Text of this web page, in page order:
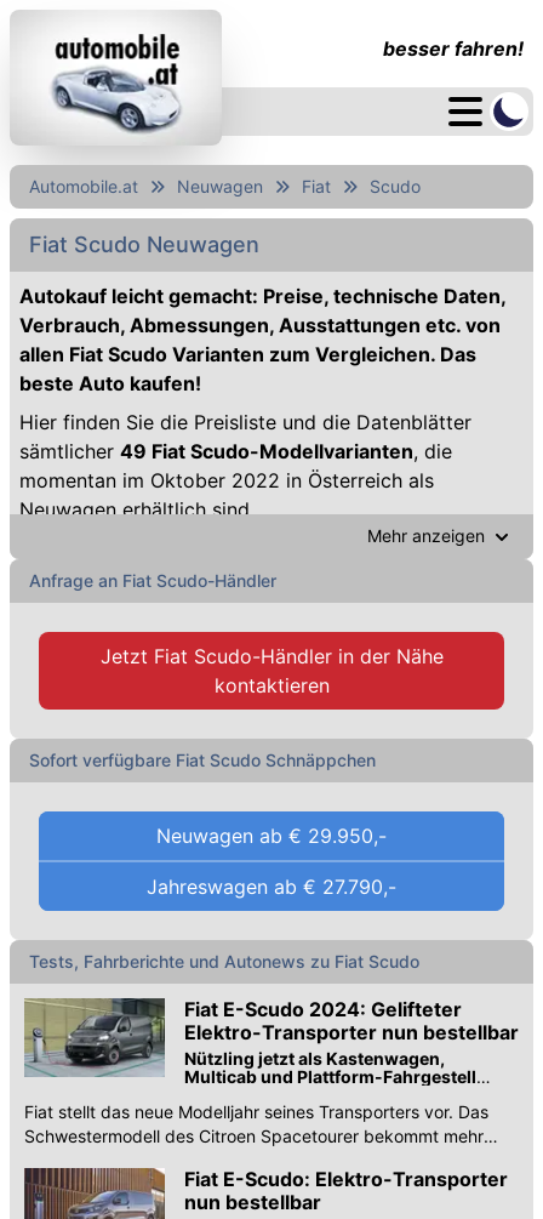
besser fahren!
Automobile.at Neuwagen Fiat Scudo
Fiat Scudo Neuwagen
Autokauf leicht gemacht: Preise, technische Daten,
Verbrauch, Abmessungen, Ausstattungen etc. von
allen Fiat Scudo Varianten zum Vergleichen. Das
beste Auto kaufen!
Hier finden Sie die Preisliste und die Datenblätter
sämtlicher 49 Fiat Scudo-Modellvarianten, die
momentan im Oktober 2022 in Österreich als
Neuwagen erhältlich sind.
Stöbern Sie auch in unserem Angebot an günstigen
Fiat Scudo Gebrauchtwagen
Mehr anzeigen
Anfrage an Fiat Scudo-Händler
Jetzt Fiat Scudo-Händlerin der Nähe
kontaktieren
Sofort verfügbare Fiat Scudo Schnäppchen
Neuwagen ab € 29.950,-
Jahreswagen ab € 27.790,-
Tests, Fahrberichte und Autonews zu Fiat Scudo
Fiat E-Scudo 2024: Gelifteter
Elektro-Transporter nun bestellbar
Nützling jetzt als Kastenwagen,
Multicab und Plattform-Fahrgestell
Fiat stellt das neue Modelljahr seines Transporters vor. Das
Schwestermodell des Citroen Spacetourer bekommt mehr
Fiat E-Scudo: Elektro-Transporter
nun bestellbar